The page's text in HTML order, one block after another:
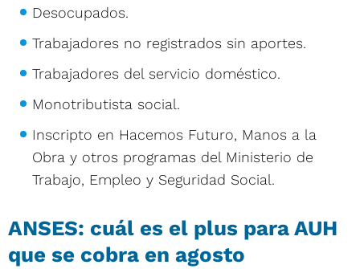
Desocupados.
Trabajadores no registrados sin aportes.
Trabajadores del servicio doméstico.
Monotributista social.
Inscripto en Hacemos Futuro, Manos a la
Obra y otros programas del Ministerio de
Trabajo, Empleo y Seguridad Social.
ANSES: cuál es el plus para AUH
que se cobra en agosto